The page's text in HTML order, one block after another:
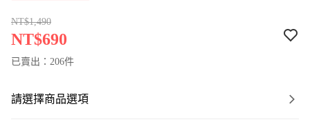
NT$1,490
NT$690
已賣出：206件
請選擇商品選項